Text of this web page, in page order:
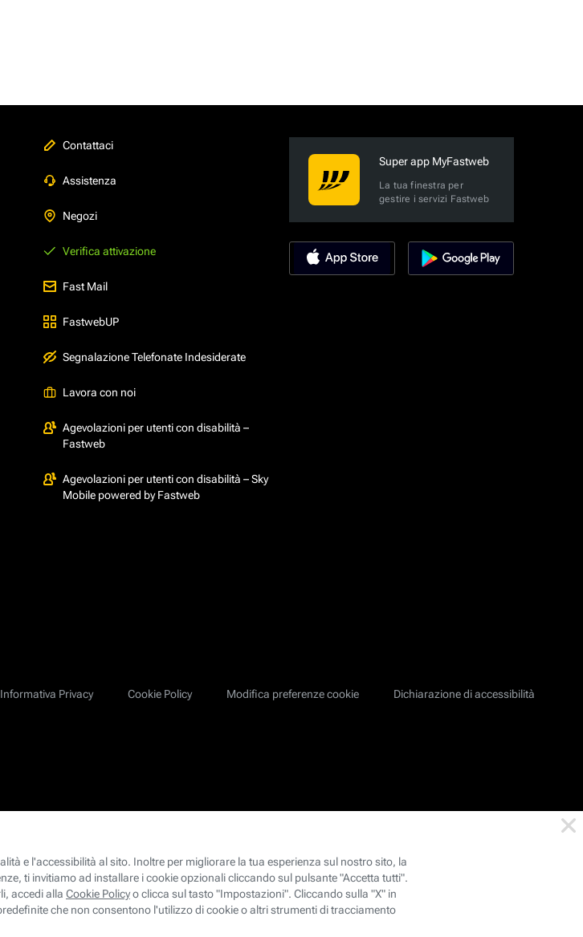
Contattaci
Assistenza
Negozi
Verifica attivazione
Fast Mail
FastwebUP
Segnalazione Telefonate Indesiderate
Lavora con noi
Agevolazioni per utenti con disabilità –
Fastweb
Agevolazioni per utenti con disabilità – Sky
Mobile powered by Fastweb
Super app MyFastweb
La tua finestra per
gestire i servizi Fastweb
Informativa Privacy
Cookie Policy Modifica preferenze cookie Dichiarazione di accessibilità